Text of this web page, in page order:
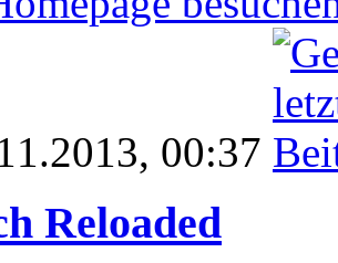
00:37
Reloaded